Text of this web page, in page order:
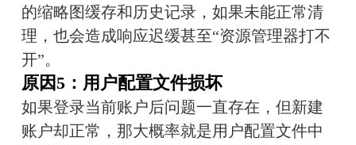
的缩略图缓存和历史记录，如果未能正常清
理，也会造成响应迟缓甚至“资源管理器打不
开”。
原因5：用户配置文件损坏
如果登录当前账户后问题一直存在，但新建
账户却正常，那大概率就是用户配置文件中